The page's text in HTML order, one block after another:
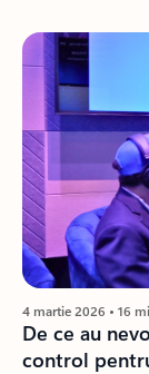
4 martie 2026 • 16
De ce au
control